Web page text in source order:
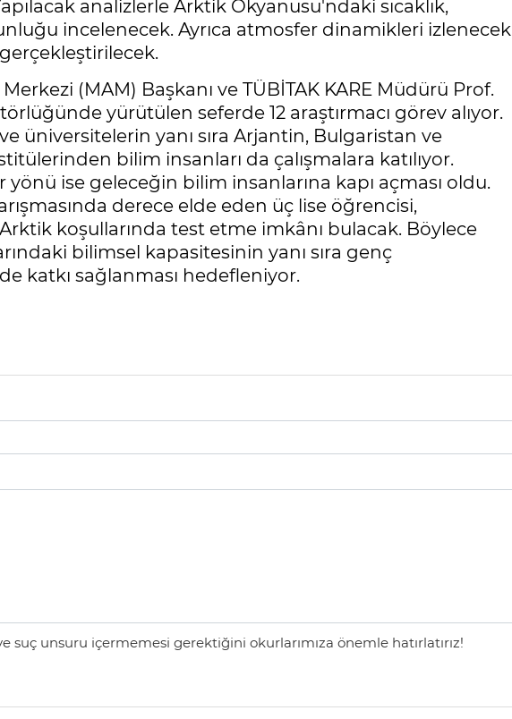
analizlerle Arktik Okyanusu'ndaki sıcaklık,
incelenecek. Ayrıca atmosfer dinamikleri izlenecek
(MAM) Başkanı ve TÜBİTAK KARE Müdürü Prof.
yürütülen seferde 12 araştırmacı görev alıyor.
üniversitelerin yanı sıra Arjantin, Bulgaristan ve
bilim insanları da çalışmalara katılıyor.
ise geleceğin bilim insanlarına kapı açması oldu.
derece elde eden üç lise öğrencisi,
koşullarında test etme imkânı bulacak. Böylece
bilimsel kapasitesinin yanı sıra genç
katkı sağlanması hedefleniyor.
suç unsuru içermemesi gerektiğini okurlarımıza önemle hatırlatırız!